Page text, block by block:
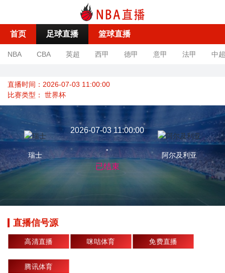
首页 足球直播 篮球直播
NBA CBA 英超 西甲 德甲 意甲 法甲 中超
直播时间：2026-07-03 11:00:00
比赛类型： 世界杯
瑞士
2026-07-03 11:00:00
-
已结束
阿尔及利亚
直播信号源
高清直播 咪咕体育 免费直播
腾讯体育